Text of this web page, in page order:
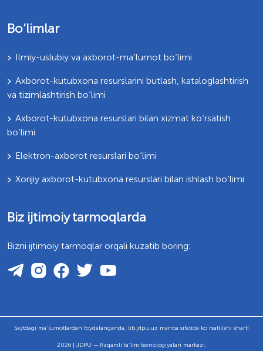
Bo‘limlar
Ilmiy-uslubiy va axborot-ma’lumot bo‘limi
Axborot-kutubxona resurslarini butlash, kataloglashtirish
va tizimlashtirish bo‘limi
Axborot-kutubxona resurslari bilan xizmat ko‘rsatish
bo‘limi
Elektron-axborot resurslari bo‘limi
Xorijiy axborot-kutubxona resurslari bilan ishlash bo‘limi
Biz ijtimoiy tarmoqlarda
Bizni ijtimoiy tarmoqlar orqali kuzatib boring:
Saytdagi ma'lumotlardan foydalanganda, lib.jdpu.uz manba sifatida ko'rsatilishi shart!
2026 | JDPU — Raqamli ta'lim texnologiyalari markazi.